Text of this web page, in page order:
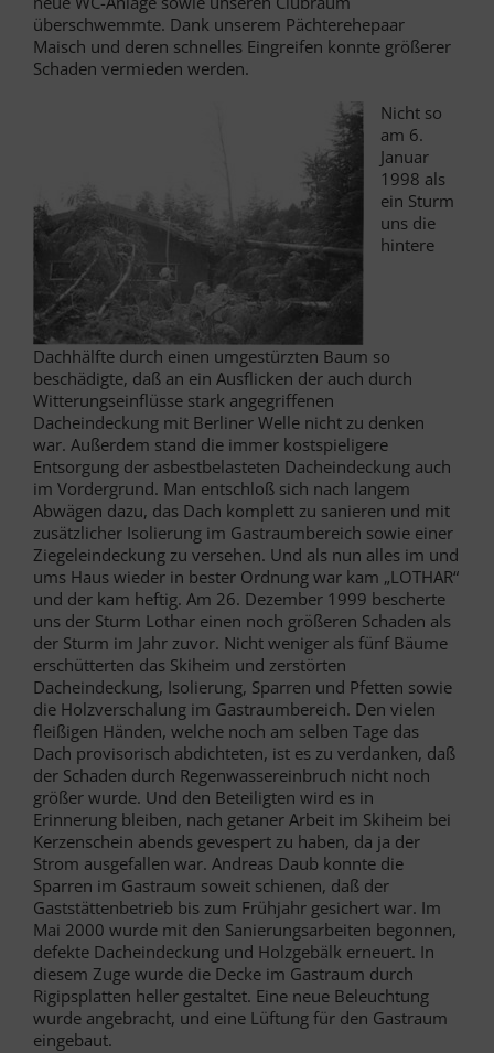
überschwemmte. Dank unserem Pächterehepaar
Maisch und deren schnelles Eingreifen konnte größerer
Schaden vermieden werden.
Nicht so
am 6.
Januar
1998 als
ein Sturm
uns die
hintere
Dachhälfte durch einen umgestürzten Baum so
beschädigte, daß an ein Ausflicken der auch durch
Witterungseinflüsse stark angegriffenen
Dacheindeckung mit Berliner Welle nicht zu denken
war. Außerdem stand die immer kostspieligere
Entsorgung der asbestbelasteten Dacheindeckung auch
im Vordergrund. Man entschloß sich nach langem
Abwägen dazu, das Dach komplett zu sanieren und mit
zusätzlicher Isolierung im Gastraumbereich sowie einer
Ziegeleindeckung zu versehen. Und als nun alles im und
ums Haus wieder in bester Ordnung war kam „LOTHAR“
und der kam heftig. Am 26. Dezember 1999 bescherte
uns der Sturm Lothar einen noch größeren Schaden als
der Sturm im Jahr zuvor. Nicht weniger als fünf Bäume
erschütterten das Skiheim und zerstörten
Dacheindeckung, Isolierung, Sparren und Pfetten sowie
die Holzverschalung im Gastraumbereich. Den vielen
fleißigen Händen, welche noch am selben Tage das
Dach provisorisch abdichteten, ist es zu verdanken, daß
der Schaden durch Regenwassereinbruch nicht noch
größer wurde. Und den Beteiligten wird es in
Erinnerung bleiben, nach getaner Arbeit im Skiheim bei
Kerzenschein abends gevespert zu haben, da ja der
Strom ausgefallen war. Andreas Daub konnte die
Sparren im Gastraum soweit schienen, daß der
Gaststättenbetrieb bis zum Frühjahr gesichert war. Im
Mai 2000 wurde mit den Sanierungsarbeiten begonnen,
defekte Dacheindeckung und Holzgebälk erneuert. In
diesem Zuge wurde die Decke im Gastraum durch
Rigipsplatten heller gestaltet. Eine neue Beleuchtung
wurde angebracht, und eine Lüftung für den Gastraum
eingebaut.